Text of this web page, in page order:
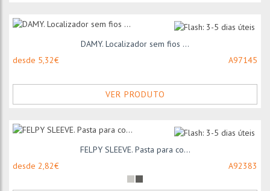
DAMY. Localizador sem fios ...
desde 5,32€
A97145
VER PRODUTO
FELPY SLEEVE. Pasta para co...
desde 2,82€
A92383